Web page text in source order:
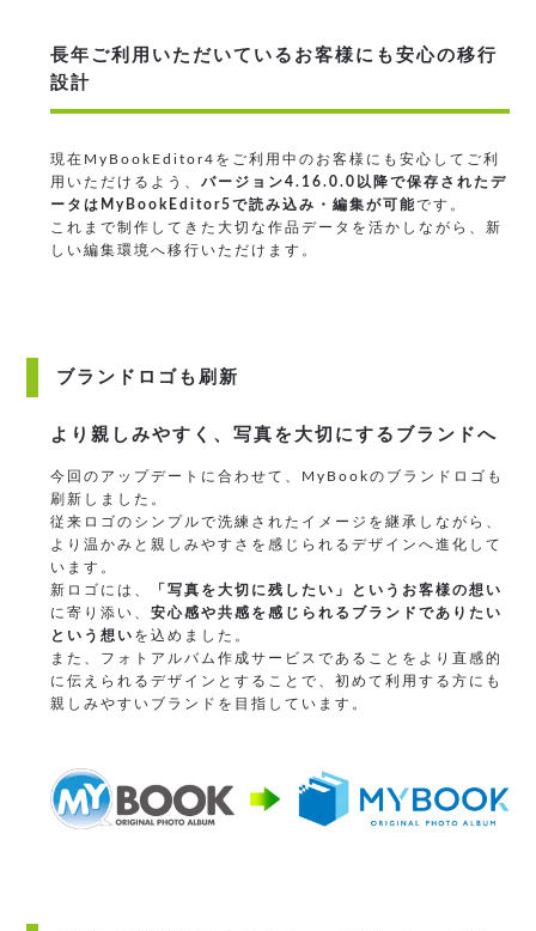
長年ご利用いただいているお客様にも安心の移行
設計
現在MyBookEditor4をご利用中のお客様にも安心してご利
用いただけるよう、バージョン4.16.0.0以降で保存されたデ
ータはMyBookEditor5で読み込み・編集が可能です。
これまで制作してきた大切な作品データを活かしながら、新
しい編集環境へ移行いただけます。
ブランドロゴも刷新
より親しみやすく、写真を大切にするブランドへ
今回のアップデートに合わせて、MyBookのブランドロゴも
刷新しました。
従来ロゴのシンプルで洗練されたイメージを継承しながら、
より温かみと親しみやすさを感じられるデザインへ進化して
います。
新ロゴには、
「写真を大切に残したい」というお客様の想い
に寄り添い、安心感や共感を感じられるブランドでありたい
という想い を込めました。
また、フォトアルバム作成サービスであることをより直感的
に伝えられるデザインとすることで、初めて利用する方にも
親しみやすいブランドを目指しています。